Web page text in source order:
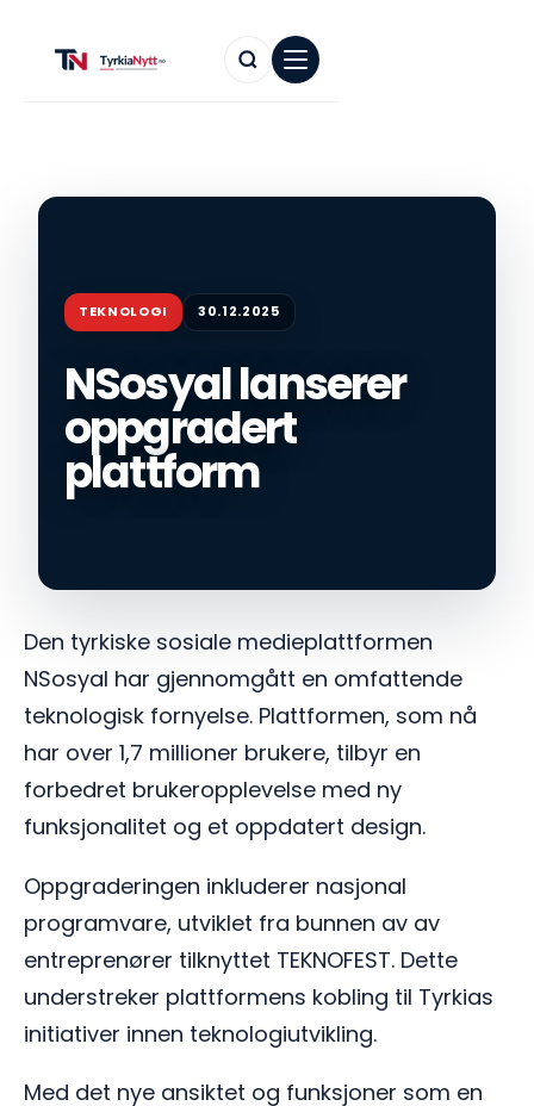
TEKNOLOGI 30.12.2025
NSosyal lanserer
oppgradert
plattform
Den tyrkiske sosiale medieplattformen
NSosyal har gjennomgått en omfattende
teknologisk fornyelse. Plattformen, som nå
har over 1,7 millioner brukere, tilbyr en
forbedret brukeropplevelse med ny
funksjonalitet og et oppdatert design.
Oppgraderingen inkluderer nasjonal
programvare, utviklet fra bunnen av av
entreprenører tilknyttet TEKNOFEST. Dette
understreker plattformens kobling til Tyrkias
initiativer innen teknologiutvikling.
Med det nye ansiktet og funksjoner som en